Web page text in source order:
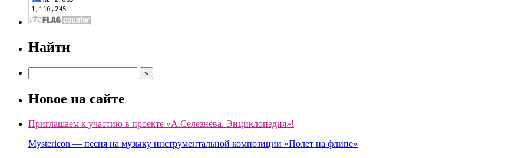
Найти
Новое на сайте
Приглашаем к участию в проекте «А.Селезнёва. Энциклопедия»!
Mystericon — песня на музыку инструментальной композиции «Полет на флипе»